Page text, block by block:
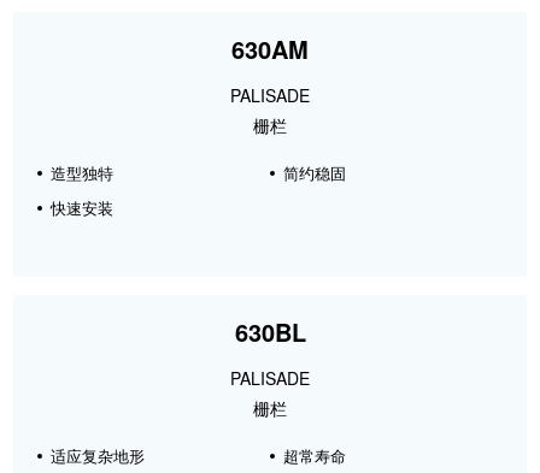
630AM
PALISADE
栅栏
造型独特
简约稳固
快速安装
630BL
PALISADE
栅栏
适应复杂地形
超常寿命